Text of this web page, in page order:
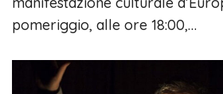
pomeriggio, alle ore 18:00,…